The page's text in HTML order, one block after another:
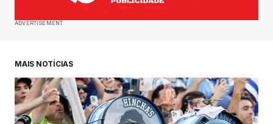
ADVERTISEMENT
MAIS NOTÍCIAS